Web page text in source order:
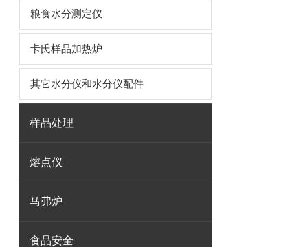
粮食水分测定仪
卡氏样品加热炉
其它水分仪和水分仪配件
样品处理
熔点仪
马弗炉
食品安全